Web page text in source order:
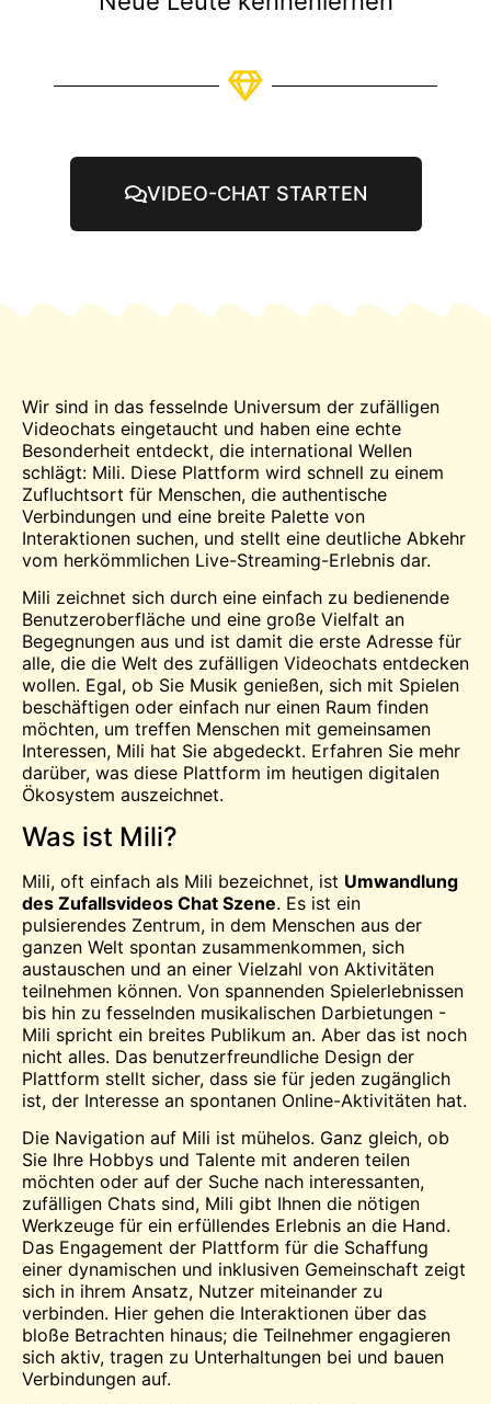
VIDEO-CHAT STARTEN
Wir sind in das fesselnde Universum der zufälligen
Videochats eingetaucht und haben eine echte
Besonderheit entdeckt, die international Wellen
schlägt: Mili. Diese Plattform wird schnell zu einem
Zufluchtsort für Menschen, die authentische
Verbindungen und eine breite Palette von
Interaktionen suchen, und stellt eine deutliche Abkehr
vom herkömmlichen Live-Streaming-Erlebnis dar.
Mili zeichnet sich durch eine einfach zu bedienende
Benutzeroberfläche und eine große Vielfalt an
Begegnungen aus und ist damit die erste Adresse für
alle, die die Welt des zufälligen Videochats entdecken
wollen. Egal, ob Sie Musik genießen, sich mit Spielen
beschäftigen oder einfach nur einen Raum finden
möchten, um treffen Menschen mit gemeinsamen
Interessen, Mili hat Sie abgedeckt. Erfahren Sie mehr
darüber, was diese Plattform im heutigen digitalen
Ökosystem auszeichnet.
Was ist Mili?
Mili, oft einfach als Mili bezeichnet, ist Umwandlung
des Zufallsvideos Chat Szene. Es ist ein
pulsierendes Zentrum, in dem Menschen aus der
ganzen Welt spontan zusammenkommen, sich
austauschen und an einer Vielzahl von Aktivitäten
teilnehmen können. Von spannenden Spielerlebnissen
bis hin zu fesselnden musikalischen Darbietungen -
Mili spricht ein breites Publikum an. Aber das ist noch
nicht alles. Das benutzerfreundliche Design der
Plattform stellt sicher, dass sie für jeden zugänglich
ist, der Interesse an spontanen Online-Aktivitäten hat.
Die Navigation auf Mili ist mühelos. Ganz gleich, ob
Sie Ihre Hobbys und Talente mit anderen teilen
möchten oder auf der Suche nach interessanten,
zufälligen Chats sind, Mili gibt Ihnen die nötigen
Werkzeuge für ein erfüllendes Erlebnis an die Hand.
Das Engagement der Plattform für die Schaffung
einer dynamischen und inklusiven Gemeinschaft zeigt
sich in ihrem Ansatz, Nutzer miteinander zu
verbinden. Hier gehen die Interaktionen über das
bloße Betrachten hinaus; die Teilnehmer engagieren
sich aktiv, tragen zu Unterhaltungen bei und bauen
Verbindungen auf.